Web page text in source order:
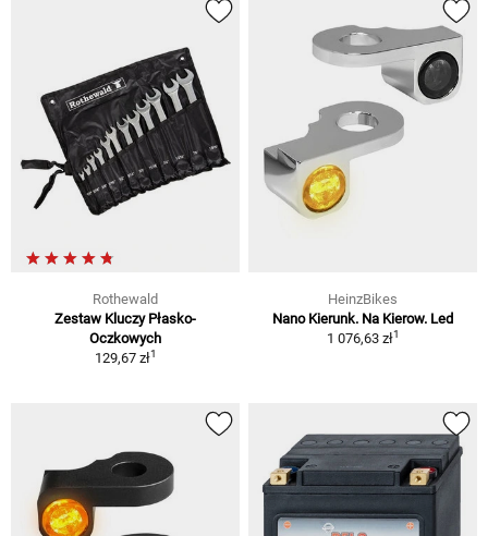
Rothewald
Zestaw Kluczy Płasko-
Oczkowych
129,67 zł1
HeinzBikes
Nano Kierunk. Na Kierow. Led
1 076,63 zł1